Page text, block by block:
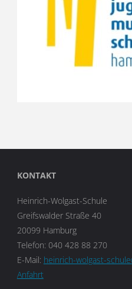
KONTAKT
Heinrich-Wolgast-Schule
Greifswalder Straße 40
20099 Hamburg
Telefon: 040 428 88 270
E-Mail: heinrich-wolgast-
Anfahrt